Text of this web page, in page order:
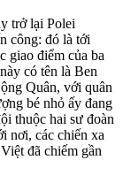
trở lại Polei
công: đó là tới
giao điểm của ba
có tên là Ben
Quân, với quân
bé nhỏ ấy đang
thuộc hai sư đoàn
nơi, các chiến xa
đã chiếm gần